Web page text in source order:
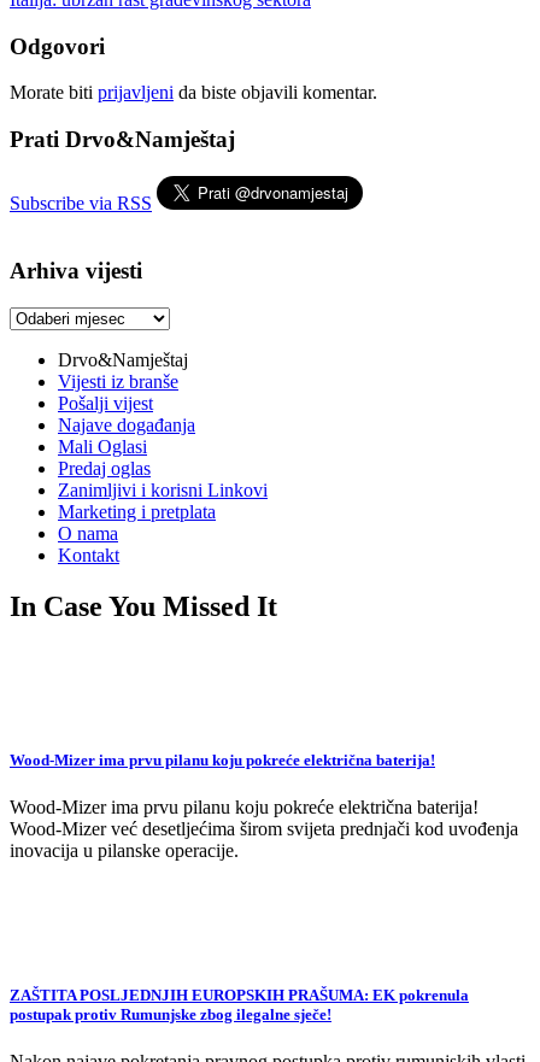
Odgovori
Morate biti prijavljeni da biste objavili komentar.
Prati Drvo&Namještaj
Subscribe via RSS
Arhiva vijesti
Arhiva
Drvo&Namještaj
Vijesti iz branše
Pošalji vijest
Najave događanja
Mali Oglasi
Predaj oglas
Zanimljivi i korisni Linkovi
Marketing i pretplata
O nama
Kontakt
In Case You Missed It
Wood-Mizer ima prvu pilanu koju pokreće električna baterija!
Wood-Mizer ima prvu pilanu koju pokreće električna baterija!
Wood-Mizer već desetljećima širom svijeta prednjači kod uvođenja
inovacija u pilanske operacije.
ZAŠTITA POSLJEDNJIH EUROPSKIH PRAŠUMA: EK pokrenula
postupak protiv Rumunjske zbog ilegalne sječe!